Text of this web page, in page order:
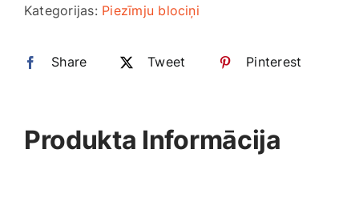
A4
Kategorijas: Piezīmju blociņi
Share Tweet Pinterest
Produkta Informācija